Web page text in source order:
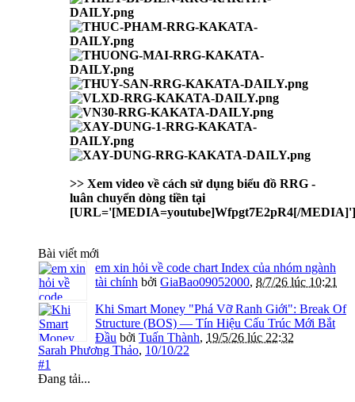
>> Xem video về cách sử dụng biểu đồ RRG -
luân chuyển dòng tiền tại
[URL='[MEDIA=youtube]Wfpgt7E2pR4[/
Bài viết mới
em xin hỏi về code chart Index của nhóm ngành
tài chính bởi GiaBao09052000, 8/7/26 lúc 10:21
Khi Smart Money "Phá Vỡ Ranh Giới": Break Of
Structure (BOS) — Tín Hiệu Cấu Trúc Mới Bắt
Đầu bởi Tuấn Thành, 19/5/26 lúc 22:32
Sarah Phương Thảo, 10/10/22
#1
Đang tải...